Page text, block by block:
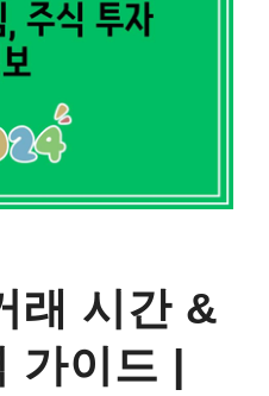
래 시간 &
가이드 |